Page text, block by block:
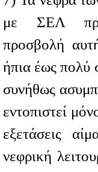
με ΣΕΛ
προσβολή
ήπια έως πολύ
συνήθως
εντοπιστεί
εξετάσεις
νεφρική